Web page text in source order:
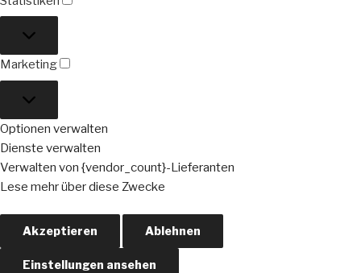
Marketing
Optionen verwalten
Dienste verwalten
Verwalten von {vendor_count}-Lieferanten
Lese mehr über diese Zwecke
Akzeptieren Ablehnen
Einstellungen ansehen